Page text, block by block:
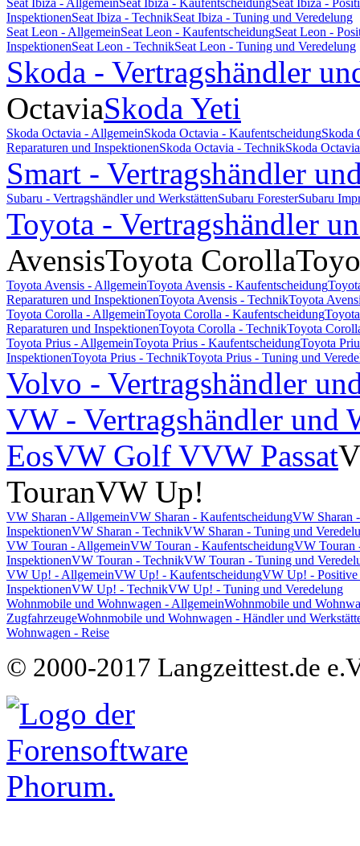
InspektionenSeat Ibiza - TechnikSeat Ibiza - Tuning und Veredelung
Seat Leon - AllgemeinSeat Leon - KaufentscheidungSeat Leon -
InspektionenSeat Leon - TechnikSeat Leon - Tuning und Veredelung
Skoda - Vertragshändler
OctaviaSkoda Yeti
Skoda Octavia - AllgemeinSkoda Octavia - KaufentscheidungSkoda
Reparaturen und InspektionenSkoda Octavia - TechnikSkoda
Smart - Vertragshändler
Subaru - Vertragshändler und WerkstättenSubaru ForesterSubaru
Toyota - Vertragshändler
AvensisToyota Corolla
Toyota Avensis - AllgemeinToyota Avensis - Kaufentscheidung
Reparaturen und InspektionenToyota Avensis - TechnikToyota
Toyota Corolla - AllgemeinToyota Corolla - Kaufentscheidung
Reparaturen und InspektionenToyota Corolla - TechnikToyota
Toyota Prius - AllgemeinToyota Prius - KaufentscheidungToyota
InspektionenToyota Prius - TechnikToyota Prius - Tuning und
Volvo - Vertragshändler
VW - Vertragshändler und
EosVW Golf VVW Passat
TouranVW Up!
VW Sharan - AllgemeinVW Sharan - KaufentscheidungVW Sharan
InspektionenVW Sharan - TechnikVW Sharan - Tuning und
VW Touran - AllgemeinVW Touran - KaufentscheidungVW Touran
InspektionenVW Touran - TechnikVW Touran - Tuning und
VW Up! - AllgemeinVW Up! - KaufentscheidungVW Up! - Positive
InspektionenVW Up! - TechnikVW Up! - Tuning und Veredelung
Wohnmobile und Wohnwagen - AllgemeinWohnmobile und
ZugfahrzeugeWohnmobile und Wohnwagen - Händler und
Wohnwagen - Reise
© 2000-2017 Langzeittest.de